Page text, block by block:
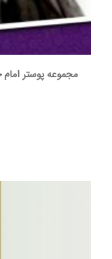
مجموعه پوستر